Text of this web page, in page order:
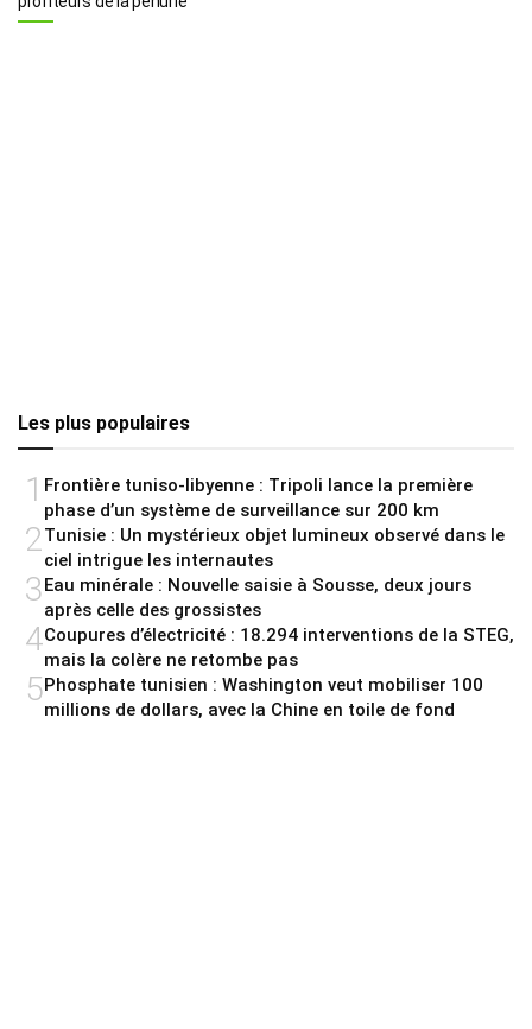
Les plus populaires
1 Frontière tuniso-libyenne : Tripoli lance la première
phase d’un système de surveillance sur 200 km
2Tunisie : Un mystérieux objet lumineux observé dans le
ciel intrigue les internautes
3Eau minérale : Nouvelle saisie à Sousse, deux jours
après celle des grossistes
4Coupures d’électricité : 18.294 interventions de la STEG,
mais la colère ne retombe pas
5Phosphate tunisien : Washington veut mobiliser 100
millions de dollars, avec la Chine en toile de fond